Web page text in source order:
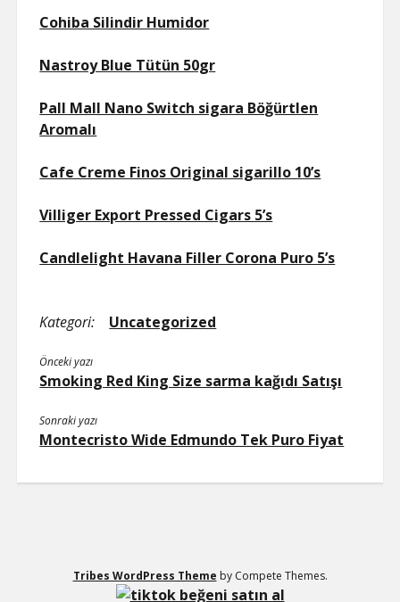
Cohiba Silindir Humidor
Nastroy Blue Tütün 50gr
Pall Mall Nano Switch sigara Böğürtlen
Aromalı
Cafe Creme Finos Original sigarillo 10’s
Villiger Export Pressed Cigars 5’s
Candlelight Havana Filler Corona Puro 5’s
Kategori: Uncategorized
Önceki yazı
Smoking Red King Size sarma kağıdı Satışı
Sonraki yazı
Montecristo Wide Edmundo Tek Puro Fiyat
Tribes WordPress Theme by Compete Themes.